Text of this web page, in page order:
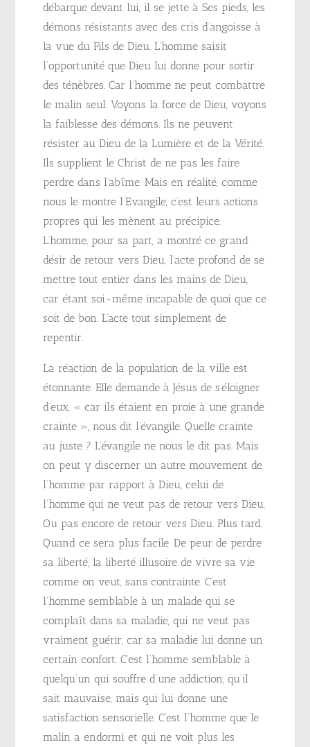
débarque devant lui, il se jette à Ses pieds, les
démons résistants avec des cris d’angoisse à
la vue du Fils de Dieu. L’homme saisit
l’opportunité que Dieu lui donne pour sortir
des ténèbres. Car l’homme ne peut combattre
le malin seul. Voyons la force de Dieu, voyons
la faiblesse des démons. Ils ne peuvent
résister au Dieu de la Lumière et de la Vérité.
Ils supplient le Christ de ne pas les faire
perdre dans l’abîme. Mais en réalité, comme
nous le montre l’Evangile, c’est leurs actions
propres qui les mènent au précipice.
L’homme, pour sa part, a montré ce grand
désir de retour vers Dieu, l’acte profond de se
mettre tout entier dans les mains de Dieu,
car étant soi-même incapable de quoi que ce
soit de bon. L’acte tout simplement de
repentir.
La réaction de la population de la ville est
étonnante. Elle demande à Jésus de s’éloigner
d’eux, « car ils étaient en proie à une grande
crainte », nous dit l’évangile. Quelle crainte
au juste ? L’évangile ne nous le dit pas. Mais
on peut y discerner un autre mouvement de
l’homme par rapport à Dieu, celui de
l’homme qui ne veut pas de retour vers Dieu.
Ou pas encore de retour vers Dieu. Plus tard.
Quand ce sera plus facile. De peur de perdre
sa liberté, la liberté illusoire de vivre sa vie
comme on veut, sans contrainte. C’est
l’homme semblable à un malade qui se
complaît dans sa maladie, qui ne veut pas
vraiment guérir, car sa maladie lui donne un
certain confort. C’est l’homme semblable à
quelqu’un qui souffre d’une addiction, qu’il
sait mauvaise, mais qui lui donne une
satisfaction sensorielle. C’est l’homme que le
malin a endormi et qui ne voit plus les